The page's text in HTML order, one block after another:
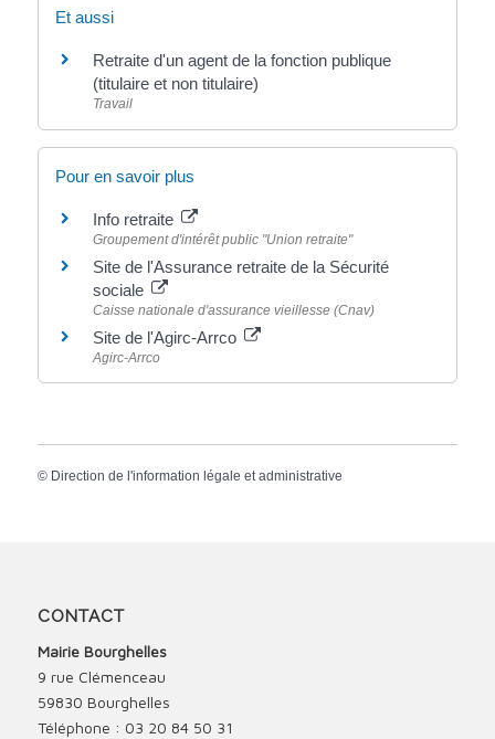
Et aussi
Retraite d'un agent de la fonction publique
(titulaire et non titulaire)
Travail
Pour en savoir plus
Info retraite
Groupement d'intérêt public "Union retraite"
Site de l'Assurance retraite de la Sécurité
sociale
Caisse nationale d'assurance vieillesse (Cnav)
Site de l'Agirc-Arrco
Agirc-Arrco
© Direction de l'information légale et administrative
CONTACT
Mairie Bourghelles
9 rue Clémenceau
59830 Bourghelles
Téléphone : 03 20 84 50 31